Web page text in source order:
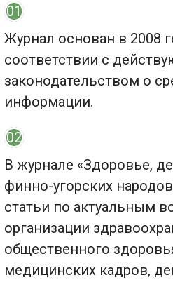
01
Журнал основан в 2008
соответствии с
законодательством о
информации.
02
В журнале «Здоровье,
финно-угорских
статьи по актуальным
организации
общественного
медицинских кадров,